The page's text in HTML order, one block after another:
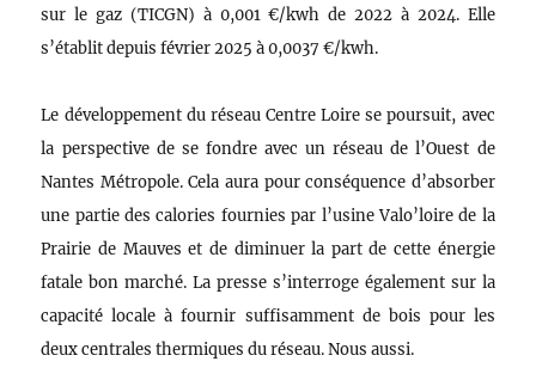
sur le gaz (TICGN) à 0,001 €/kwh de 2022 à 2024. Elle
s’établit depuis février 2025 à 0,0037 €/kwh.
Le développement du réseau Centre Loire se poursuit, avec
la perspective de se fondre avec un réseau de l’Ouest de
Nantes Métropole. Cela aura pour conséquence d’absorber
une partie des calories fournies par l’usine Valo’loire de la
Prairie de Mauves et de diminuer la part de cette énergie
fatale bon marché. La presse s’interroge également sur la
capacité locale à fournir suffisamment de bois pour les
deux centrales thermiques du réseau. Nous aussi.